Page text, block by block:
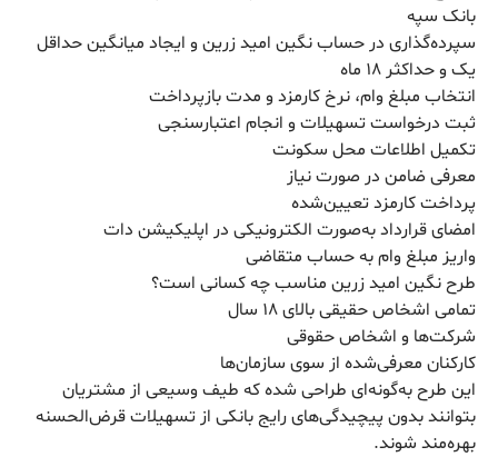
بانک سپه
سپرده‌گذاری در حساب نگین امید زرین و ایجاد میانگین حداقل
یک و حداکثر ۱۸ ماه
انتخاب مبلغ وام، نرخ کارمزد و مدت بازپرداخت
ثبت درخواست تسهیلات و انجام اعتبارسنجی
تکمیل اطلاعات محل سکونت
معرفی ضامن در صورت نیاز
پرداخت کارمزد تعیین‌شده
امضای قرارداد به‌صورت الکترونیکی در اپلیکیشن دات
واریز مبلغ وام به حساب متقاضی
طرح نگین امید زرین مناسب چه کسانی است؟
تمامی اشخاص حقیقی بالای ۱۸ سال
شرکت‌ها و اشخاص حقوقی
کارکنان معرفی‌شده از سوی سازمان‌ها
این طرح به‌گونه‌ای طراحی شده که طیف وسیعی از مشتریان
بتوانند بدون پیچیدگی‌های رایج بانکی از تسهیلات قرض‌الحسنه
بهره‌مند شوند.